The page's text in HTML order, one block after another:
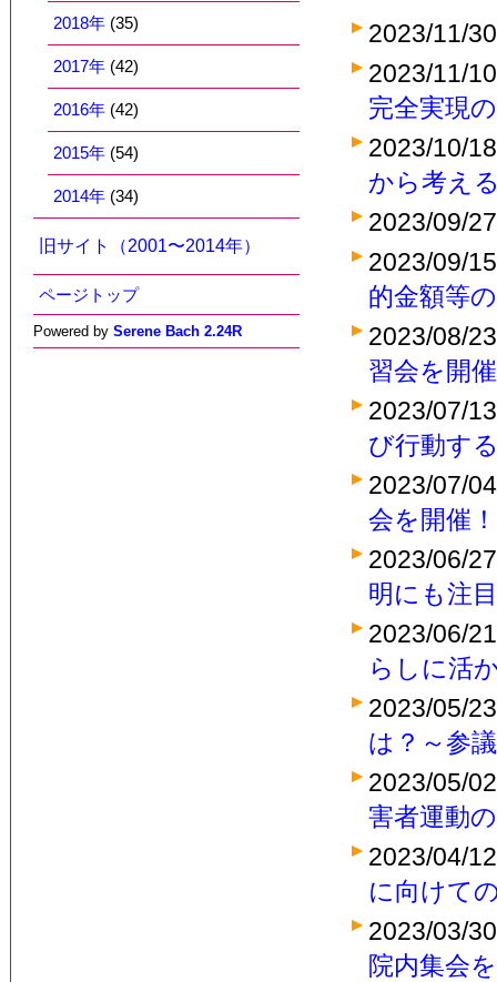
2018年 (35)
2017年 (42)
2016年 (42)
2015年 (54)
2014年 (34)
旧サイト（2001〜2014年）
ページトップ
Powered by Serene Bach 2.24R
2023/11/
2023/11/
完全実現
2023/10/
から考え
2023/09/
2023/09/
的金額等
2023/08/
習会を開
2023/07/
び行動す
2023/07/
会を開催！
2023/06/
明にも注
2023/06/
らしに活
2023/05/
は？～参
2023/05/
害者運動
2023/04/
に向けて
2023/03/
院内集会